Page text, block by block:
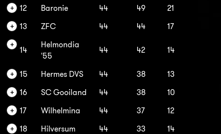
12
Baronie 44 49
21
13
ZFC 44 44 17
14
Helmondia
'55
44 42 14
15 Hermes DVS 44 38
13
16
SC Gooiland 44 38
10
17
Wilhelmina 44 37
12
18
Hilversum 44 33
14